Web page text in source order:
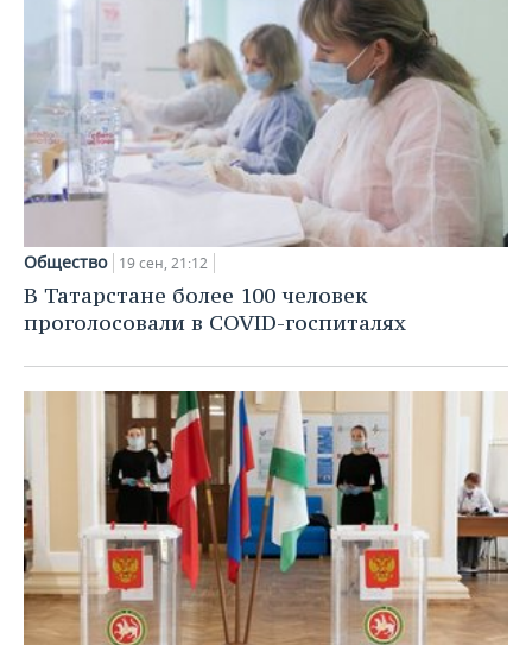
Общество 19 сен, 21:12
В Татарстане более 100 человек
проголосовали в COVID-госпиталях